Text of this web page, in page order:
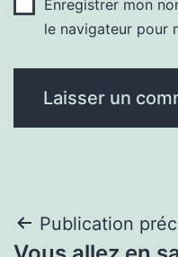
Enregistrer mon
le navigateur pour
Navigation
Publication